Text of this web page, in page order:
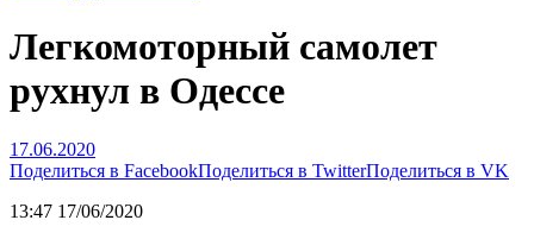
Легкомоторный самолет
рухнул в Одессе
17.06.2020
Поделиться в FacebookПоделиться в TwitterПоделиться в VK
13:47 17/06/2020